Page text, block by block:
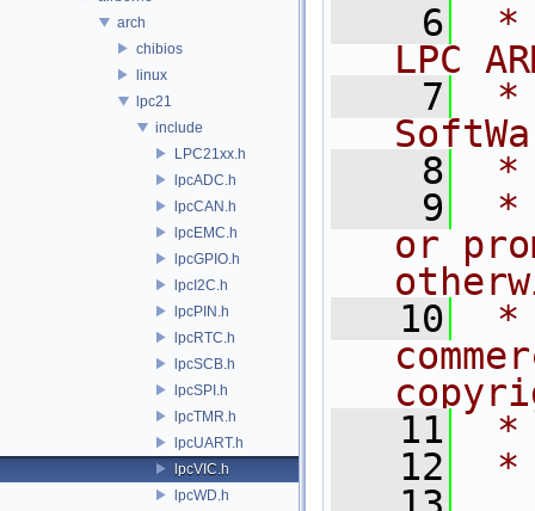
arch
chibios
linux
lpc21
include
LPC21xx.h
lpcADC.h
lpcCAN.h
lpcEMC.h
lpcGPIO.h
lpcI2C.h
lpcPIN.h
lpcRTC.h
lpcSCB.h
lpcSPI.h
lpcTMR.h
lpcUART.h
lpcVIC.h
lpcWD.h
    6
*
LPC
    7
*
    8
*
    9
*
or
   10
*
   11
*
   12
*